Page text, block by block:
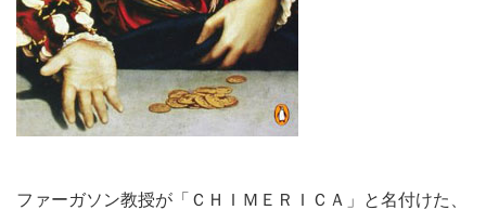
ファーガソン教授が「ＣＨＩＭＥＲＩＣＡ」と名付けた、